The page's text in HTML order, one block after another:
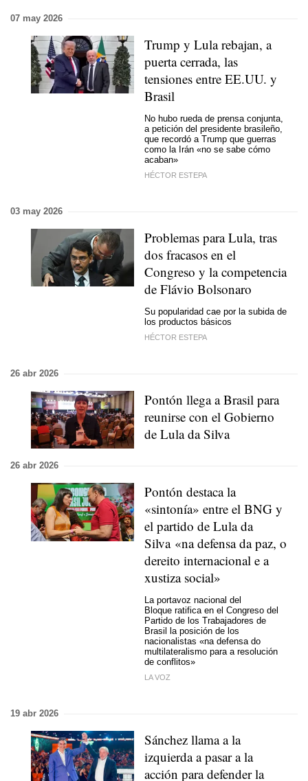
07 may 2026
Trump y Lula rebajan, a
puerta cerrada, las
tensiones entre EE.UU. y
Brasil
No hubo rueda de prensa conjunta,
a petición del presidente brasileño,
que recordó a Trump que guerras
como la Irán «no se sabe cómo
acaban»
HÉCTOR ESTEPA
03 may 2026
Problemas para Lula, tras
dos fracasos en el
Congreso y la competencia
de Flávio Bolsonaro
Su popularidad cae por la subida de
los productos básicos
HÉCTOR ESTEPA
26 abr 2026
Pontón llega a Brasil para
reunirse con el Gobierno
de Lula da Silva
26 abr 2026
Pontón destaca la
«sintonía» entre el BNG y
el partido de Lula da
Silva «na defensa da paz, o
dereito internacional e a
xustiza social»
La portavoz nacional del
Bloque ratifica en el Congreso del
Partido de los Trabajadores de
Brasil la posición de los
nacionalistas «na defensa do
multilateralismo para a resolución
de conflitos»
LA VOZ
19 abr 2026
Sánchez llama a la
izquierda a pasar a la
acción para defender la